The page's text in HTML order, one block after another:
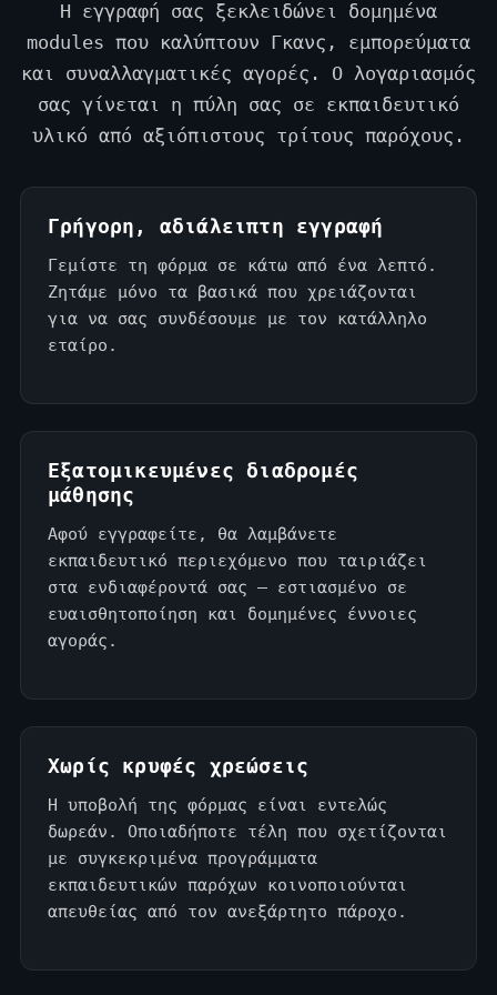
Η εγγραφή σας ξεκλειδώνει δομημένα
modules που καλύπτουν Γκανς, εμπορεύματα
και συναλλαγματικές αγορές. Ο λογαριασμός
σας γίνεται η πύλη σας σε εκπαιδευτικό
υλικό από αξιόπιστους τρίτους παρόχους.
Γρήγορη, αδιάλειπτη εγγραφή
Γεμίστε τη φόρμα σε κάτω από ένα λεπτό.
Ζητάμε μόνο τα βασικά που χρειάζονται
για να σας συνδέσουμε με τον κατάλληλο
εταίρο.
Εξατομικευμένες διαδρομές
μάθησης
Αφού εγγραφείτε, θα λαμβάνετε
εκπαιδευτικό περιεχόμενο που ταιριάζει
στα ενδιαφέροντά σας — εστιασμένο σε
ευαισθητοποίηση και δομημένες έννοιες
αγοράς.
Χωρίς κρυφές χρεώσεις
Η υποβολή της φόρμας είναι εντελώς
δωρεάν. Οποιαδήποτε τέλη που σχετίζονται
με συγκεκριμένα προγράμματα
εκπαιδευτικών παρόχων κοινοποιούνται
απευθείας από τον ανεξάρτητο πάροχο.